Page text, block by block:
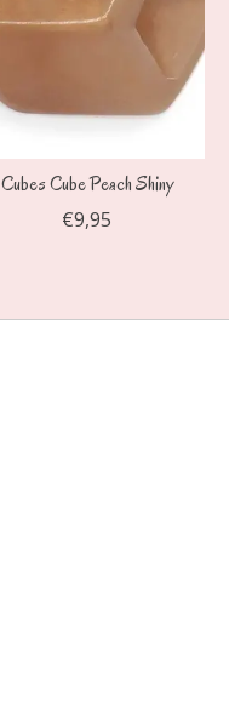
Cubes Cube Peach Shiny
€9,95